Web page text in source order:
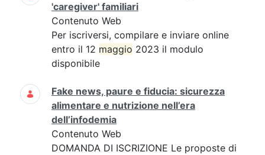
'caregiver' familiari
Contenuto Web
Per iscriversi, compilare e inviare online
entro il 12 maggio 2023 il modulo
disponibile
Fake news, paure e fiducia: sicurezza
alimentare e nutrizione nell’era
dell’infodemia
Contenuto Web
DOMANDA DI ISCRIZIONE Le proposte di